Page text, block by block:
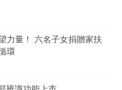
力量！ 六名子女捐贈家扶
環